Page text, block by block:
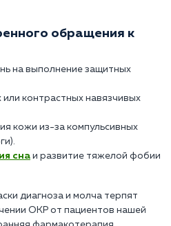
обращения к
на выполнение защитных
или контрастных навязчивых
кожи из-за компульсивных
сна и развитие тяжелой фобии
диагноза и молча терпят
ОКР от пациентов нашей